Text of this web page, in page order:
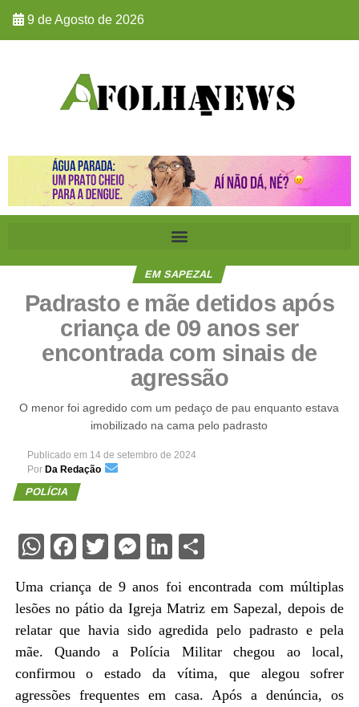
9 de Agosto de 2026
EM SAPEZAL
Padrasto e mãe detidos após
criança de 09 anos ser
encontrada com sinais de
agressão
O menor foi agredido com um pedaço de pau enquanto estava
imobilizado na cama pelo padrasto
Publicado em 14 de setembro de 2024
Por Da Redação
POLÍCIA
WhatsApp
Facebook
Twitter
Messenger
LinkedIn
Share
Uma criança de 9 anos foi encontrada com múltiplas
lesões no pátio da Igreja Matriz em Sapezal, depois de
relatar que havia sido agredida pelo padrasto e pela
mãe. Quando a Polícia Militar chegou ao local,
confirmou o estado da vítima, que alegou sofrer
agressões frequentes em casa. Após a denúncia, os